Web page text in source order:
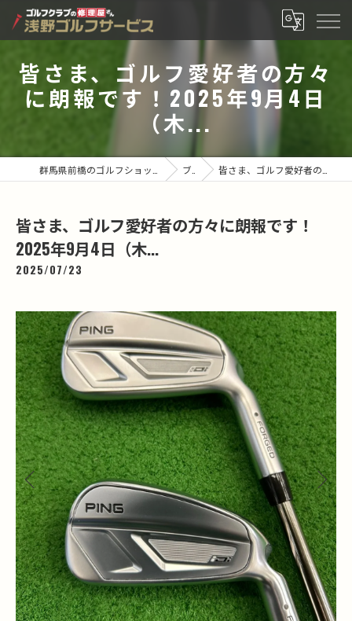
皆さま、ゴルフ愛好者の方々
に朗報です！2025年9月4日
（木...
ブログ 皆さま、ゴルフ愛好者の方々に朗報です！2025年9月4日（木...
皆さま、ゴルフ愛好者の方々に朗報です！
2025年9月4日（木...
2025/07/23